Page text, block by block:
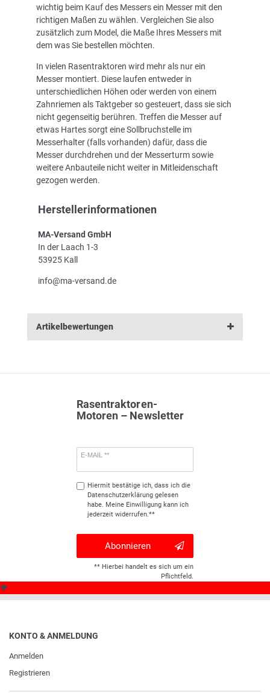
wichtig beim Kauf des Messers ein Messer mit den
richtigen Maßen zu wählen. Vergleichen Sie also
zusätzlich zum Model, die Maße Ihres Messers mit
dem was Sie bestellen möchten.
In vielen Rasentraktoren wird mehr als nur ein
Messer montiert. Diese laufen entweder in
unterschiedlichen Höhen oder werden von einem
Zahnriemen als Taktgeber so gesteuert, dass sie sich
nicht gegenseitig berühren. Treffen die Messer auf
etwas Hartes sorgt eine Sollbruchstelle im
Messerhalter (falls vorhanden) dafür, dass die
Messer durchdrehen und der Messerturm sowie
weitere Anbauteile nicht weiter in Mitleidenschaft
gezogen werden.
Herstellerinformationen
MA-Versand GmbH
In der Laach 1-3
53925 Kall
info@ma-versand.de
Artikelbewertungen
Rasentraktoren-
Motoren – Newsletter
E-MAIL **
Hiermit bestätige ich, dass ich die
Daten­schutz­erklärunggelesen
habe. Meine Einwilligung kann ich
jederzeit widerrufen.**
Abonnieren
** Hierbei handelt es sich um ein
Pflichtfeld.
KONTO & ANMELDUNG
Anmelden
Registrieren